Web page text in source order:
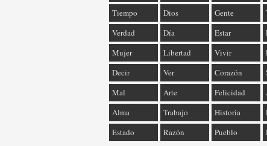
Tiempo
Dios Gente
Verdad
Día Estar
Mujer
Libertad Vivir
Decir
Ver Corazón
Mal
Arte Felicidad
Alma
Trabajo Historia
Estado
Razón Pueblo